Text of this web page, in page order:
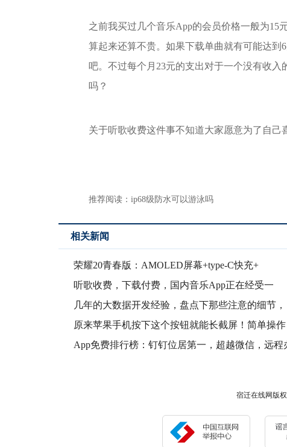
之前我买过几个音乐App的会员价格一般为15
算起来还算不贵。如果下载单曲就有可能达
吧。不过每个月23元的支出对于一个没有收
吗？
关于听歌收费这件事不知道大家愿意为了自己
推荐阅读： ip68级防水可以游泳吗
相关新闻
荣耀20青春版：AMOLED屏幕+type-C快充+
听歌收费，下载付费，国内音乐App正在经受一
次“大变
几年的大数据开发经验，盘点下那些注意的细节，
避免采坑
原来苹果手机按下这个按钮就能长截屏！简单操作
几步，轻
App免费排行榜：钉钉位居第一，超越微信，远程
宿迁在线网版权